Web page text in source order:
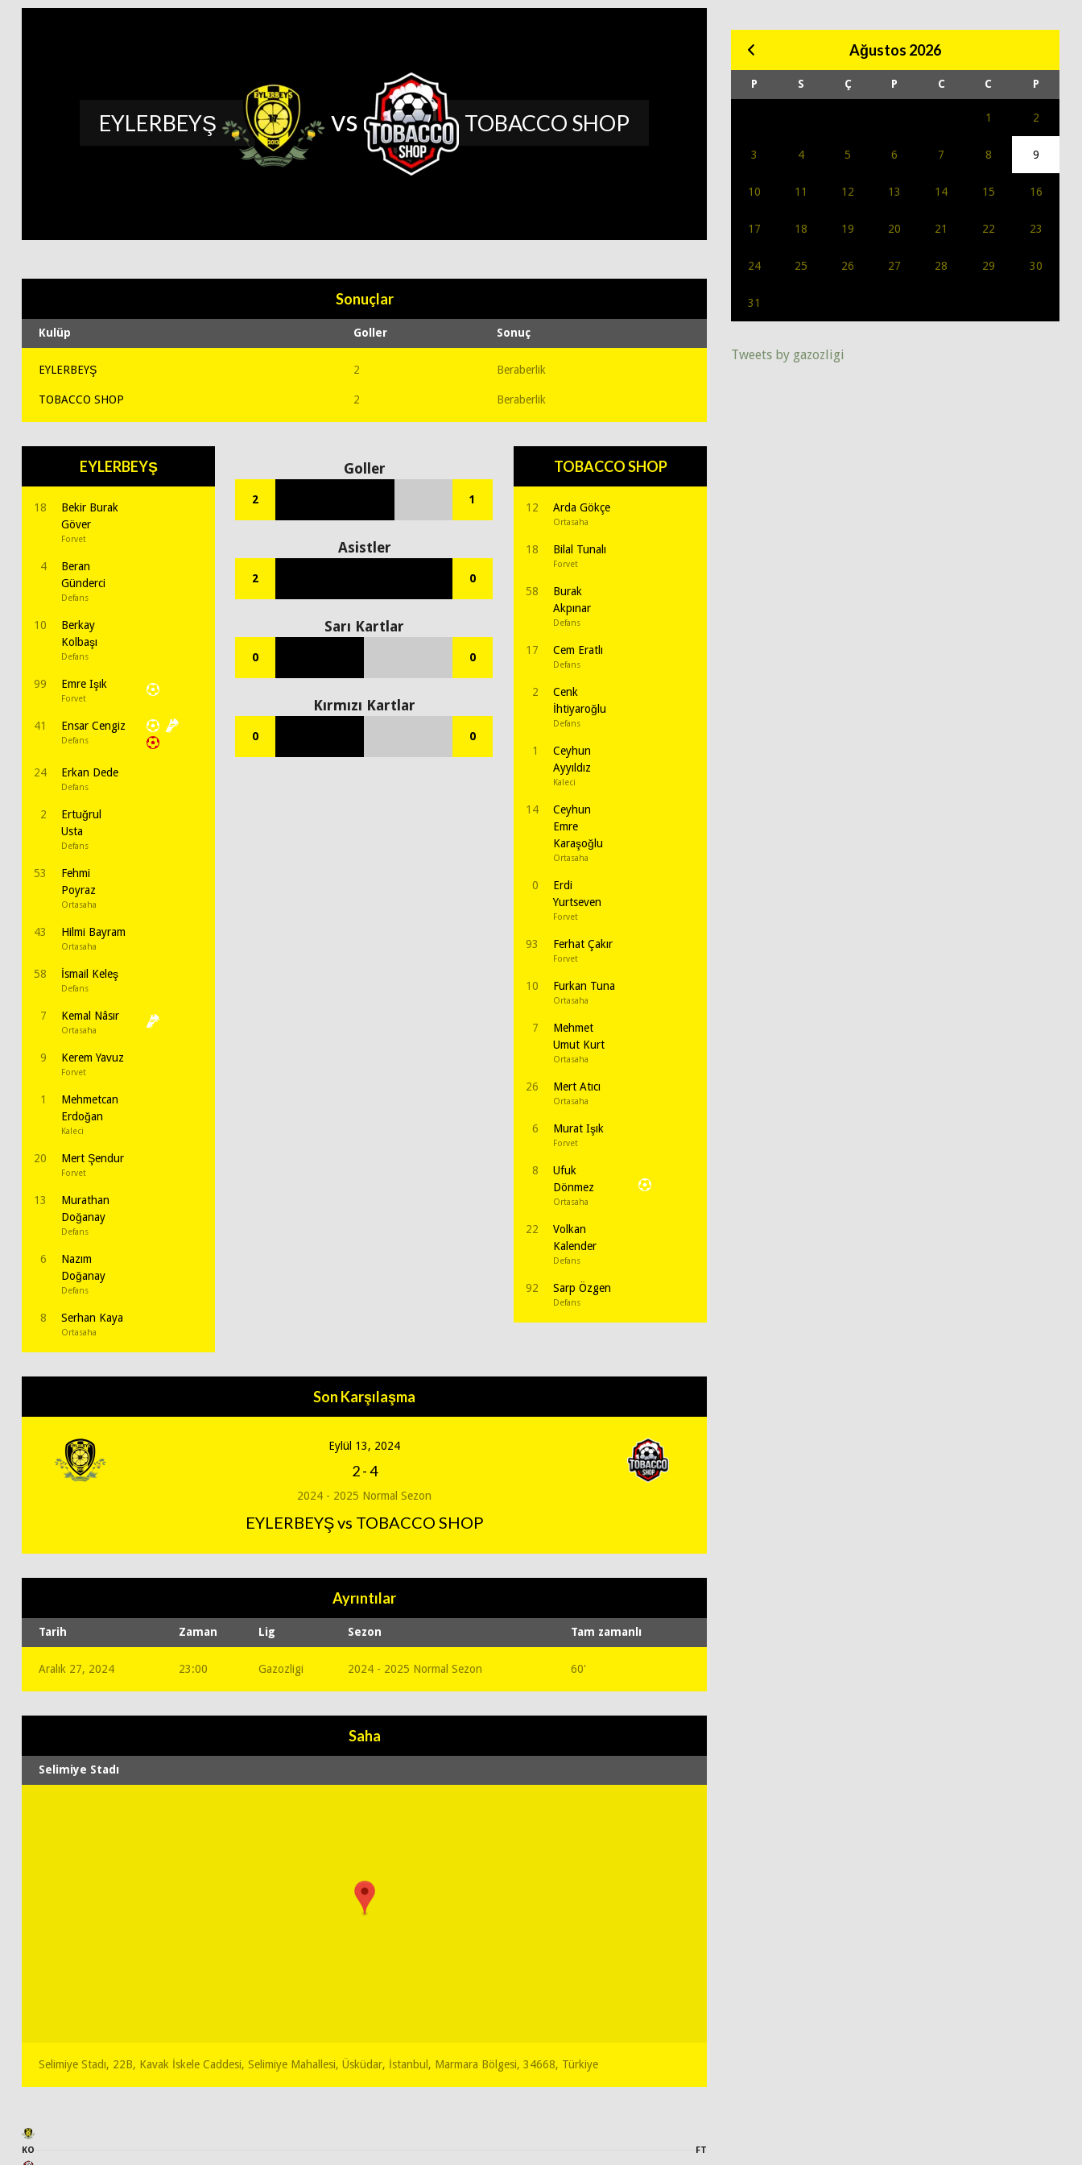
EYLERBEYŞ vs TOBACCO SHOP
Sonuçlar
Kulüp Goller Sonuç
EYLERBEYŞ 2 Beraberlik
TOBACCO SHOP 2 Beraberlik
EYLERBEYŞ
18
Bekir Burak
Göver
Forvet
4
Beran
Günderci
Defans
10
Berkay
Kolbaşı
Defans
99 Emre Işık
Forvet
41 Ensar Cengiz
Defans
24 Erkan Dede
Defans
2
Ertuğrul
Usta
Defans
53
Fehmi
Poyraz
Ortasaha
43 Hilmi Bayram
Ortasaha
58 İsmail Keleş
Defans
7 Kemal Nâsır
Ortasaha
9 Kerem Yavuz
Forvet
1
Mehmetcan
Erdoğan
Kaleci
20 Mert Şendur
Forvet
13
Murathan
Doğanay
Defans
6
Nazım
Doğanay
Defans
8 Serhan Kaya
Ortasaha
TOBACCO SHOP
12 Arda Gökçe
Ortasaha
18 Bilal Tunalı
Forvet
58
Burak
Akpınar
Defans
17 Cem Eratlı
Defans
2
Cenk
İhtiyaroğlu
Defans
1
Ceyhun
Ayyıldız
Kaleci
14
Ceyhun
Emre
Karaşoğlu
Ortasaha
0
Erdi
Yurtseven
Forvet
93 Ferhat Çakır
Forvet
10 Furkan Tuna
Ortasaha
7
Mehmet
Umut Kurt
Ortasaha
26 Mert Atıcı
Ortasaha
6 Murat Işık
Forvet
8
Ufuk
Dönmez
Ortasaha
22
Volkan
Kalender
Defans
92 Sarp Özgen
Defans
Goller
2 1
Asistler
2 0
Sarı Kartlar
0 0
Kırmızı Kartlar
0 0
Son Karşılaşma
Eylül 13, 2024
2-4
2024 - 2025 Normal Sezon
EYLERBEYŞ vs TOBACCO SHOP
Ayrıntılar
Tarih Zaman Lig Sezon Tam zamanlı
Aralık 27, 2024 23:00 Gazozligi 2024 - 2025 Normal Sezon 60'
Saha
Selimiye Stadı
Selimiye Stadı, 22B, Kavak İskele Caddesi, Selimiye Mahallesi, Üsküdar, İstanbul, Marmara Bölgesi, 34668, Türkiye
KO FT
Ağustos 2026
P S Ç P C C P
1 2
3 4 5 6 7 8 9
10 11 12 13 14 15 16
17 18 19 20 21 22 23
24 25 26 27 28 29 30
31
Tweets by gazozligi